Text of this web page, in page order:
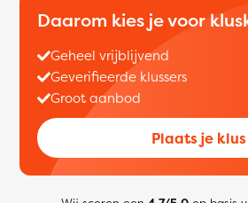
Daarom kies je voor
Geheel vrijblijvend
Geverifieerde klussers
Groot aanbod
Plaats je klus